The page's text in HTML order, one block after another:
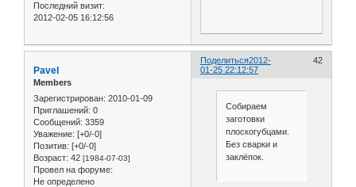
Последний визит:
2012-02-05 16:12:56
Поделиться 42
2012-
01-25 22:12:57
Pavel
Members
Зарегистрирован: 2010-01-09
Приглашений: 0
Сообщений: 3359
Уважение: [+0/-0]
Позитив: [+0/-0]
Возраст: 42 [1984-07-03]
Провел на форуме:
Не определено
Собираем
заготовки
плоскогубцами.
Без сварки и
заклёпок.